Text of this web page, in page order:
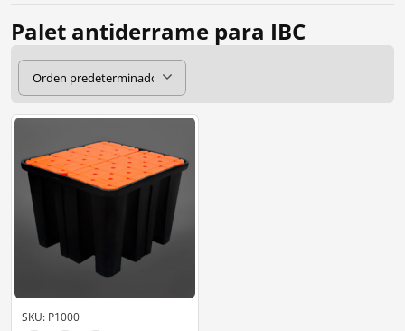
Palet antiderrame para IBC
SKU: P1000